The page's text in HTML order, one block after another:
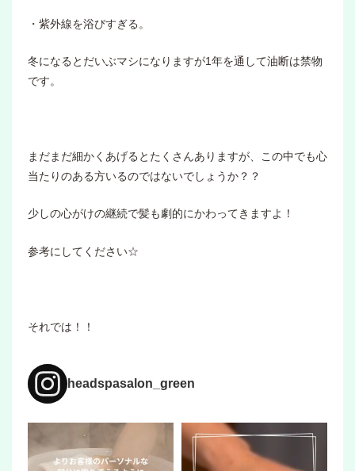
・紫外線を浴びすぎる。
冬になるとだいぶマシになりますが1年を通して油断は禁物
です。
まだまだ細かくあげるとたくさんありますが、この中でも心
当たりのある方いるのではないでしょうか？？
少しの心がけの継続で髪も劇的にかわってきますよ！
参考にしてください☆
それでは！！
headspasalon_green